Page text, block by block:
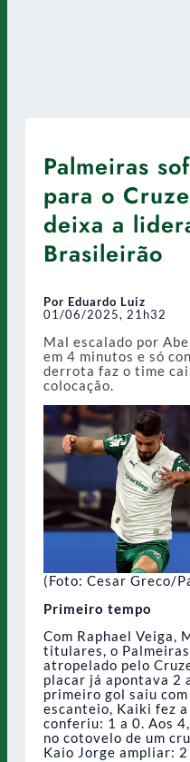
Palmeiras
para o
deixa a
Brasileirão
Por Eduardo Luiz
01/06/2025, 21h32
Mal escalado por
em 4 minutos e só
derrota faz o time
colocação.
(Foto: Cesar Greco/
Primeiro tempo
Com Raphael Veiga,
titulares, o
atropelado pelo
placar já apontava 2
primeiro gol saiu
escanteio, Kaiki fez
conferiu: 1 a 0. Aos
no cotovelo de um
Kaio Jorge ampliar: 2